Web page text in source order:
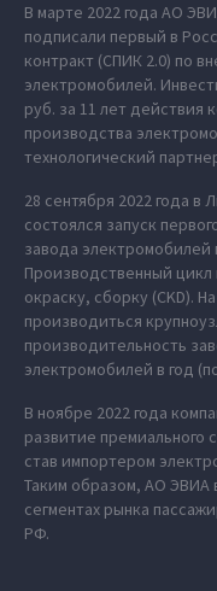
В марте 2022 года АО
подписали первый в
контракт (СПИК 2.0) по
электромобилей.
руб. за 11 лет действия
производства
технологический
28 сентября 2022 года
состоялся запуск
завода электромобилей
Производственный
окраску, сборку (CKD).
производиться
производительность
электромобилей в год
В ноябре 2022 года
развитие премиального
став импортером
Таким образом, АО ЭВИА
сегментах рынка
РФ.